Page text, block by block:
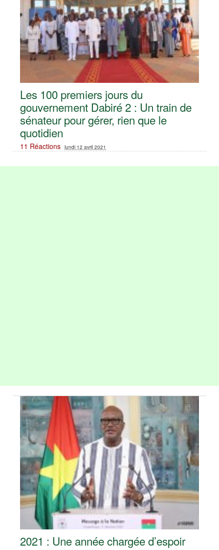
Les 100 premiers jours du
gouvernement Dabiré 2 : Un train de
sénateur pour gérer, rien que le
quotidien
11 Réactions lundi 12 avril 2021
2021 : Une année chargée d’espoir